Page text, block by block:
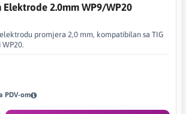
2.0mm WP9/WP20
promjera 2,0 mm, kompatibilan sa TIG
PDV-om